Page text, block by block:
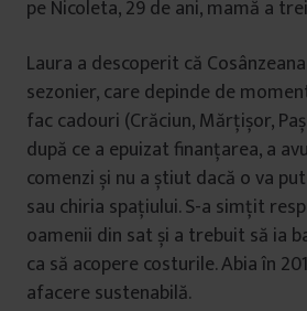
pe Nicoleta, 29 de ani, mamă a
Laura a descoperit că
sezonier, care depinde de
fac cadouri (Crăciun, Mărțișor,
după ce a epuizat finanțarea, a
comenzi și nu a știut dacă o va
sau chiria spațiului. S-a simțit
oamenii din sat și a trebuit să ia
ca să acopere costurile. Abia în
afacere sustenabilă.